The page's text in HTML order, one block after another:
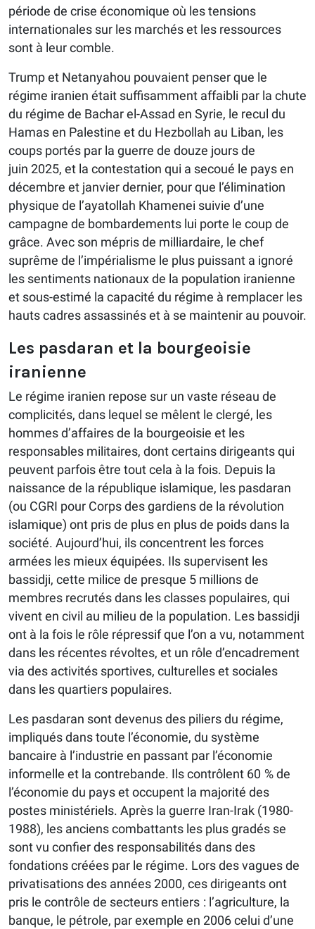
période de crise économique où les tensions
internationales sur les marchés et les ressources
sont à leur comble.
Trump et Netanyahou pouvaient penser que le
régime iranien était suffisamment affaibli par la chute
du régime de Bachar el-Assad en Syrie, le recul du
Hamas en Palestine et du Hezbollah au Liban, les
coups portés par la guerre de douze jours de
juin 2025, et la contestation qui a secoué le pays en
décembre et janvier dernier, pour que l’élimination
physique de l’ayatollah Khamenei suivie d’une
campagne de bombardements lui porte le coup de
grâce. Avec son mépris de milliardaire, le chef
suprême de l’impérialisme le plus puissant a ignoré
les sentiments nationaux de la population iranienne
et sous-estimé la capacité du régime à remplacer les
hauts cadres assassinés et à se maintenir au pouvoir.
Les pasdaran et la bourgeoisie
iranienne
Le régime iranien repose sur un vaste réseau de
complicités, dans lequel se mêlent le clergé, les
hommes d’affaires de la bourgeoisie et les
responsables militaires, dont certains dirigeants qui
peuvent parfois être tout cela à la fois. Depuis la
naissance de la république islamique, les pasdaran
(ou CGRI pour Corps des gardiens de la révolution
islamique) ont pris de plus en plus de poids dans la
société. Aujourd’hui, ils concentrent les forces
armées les mieux équipées. Ils supervisent les
bassidji, cette milice de presque 5 millions de
membres recrutés dans les classes populaires, qui
vivent en civil au milieu de la population. Les bassidji
ont à la fois le rôle répressif que l’on a vu, notamment
dans les récentes révoltes, et un rôle d’encadrement
via des activités sportives, culturelles et sociales
dans les quartiers populaires.
Les pasdaran sont devenus des piliers du régime,
impliqués dans toute l’économie, du système
bancaire à l’industrie en passant par l’économie
informelle et la contrebande. Ils contrôlent 60 % de
l’économie du pays et occupent la majorité des
postes ministériels. Après la guerre Iran-Irak (1980-
1988), les anciens combattants les plus gradés se
sont vu confier des responsabilités dans des
fondations créées par le régime. Lors des vagues de
privatisations des années 2000, ces dirigeants ont
pris le contrôle de secteurs entiers : l’agriculture, la
banque, le pétrole, par exemple en 2006 celui d’une